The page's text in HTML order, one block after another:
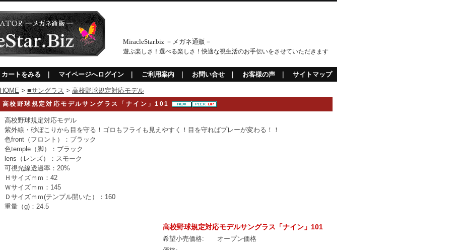
MiracleStar.biz －メガネ通販－
遊ぶ楽しさ！選べる楽しさ！快適な視生活のお手伝いをさせていただきます
カートをみる マイページへログイン ご利用案内 お問い合せ お客様の声 サイトマップ
HOME > ■サングラス > 高校野球規定対応モデル
高校野球規定対応モデルサングラス「ナイン」101
高校野球規定対応モデル
紫外線・砂ぼこりから目を守る！ゴロもフライも見えやすく！目を守ればプレーが変わる！！
色front（フロント）：ブラック
色temple（脚）：ブラック
lens（レンズ）：スモーク
可視光線透過率：20%
Ｈサイズｍｍ：42
Ｗサイズｍｍ：145
Ｄサイズｍｍ(テンプル開いた）：160
重量（g)：24.5
高校野球規定対応モデルサングラス「ナイン」101
希望小売価格:
オープン価格